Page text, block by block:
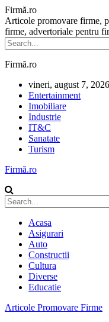
Firmă.ro
Articole promovare firme,
firme, advertoriale pentru
Firmă.ro
vineri, august 7, 2026
Entertainment
Imobiliare
Industrie
IT&C
Sanatate
Turism
Firmă.ro
Acasa
Asigurari
Auto
Constructii
Cultura
Diverse
Educatie
Articole Promovare Firme